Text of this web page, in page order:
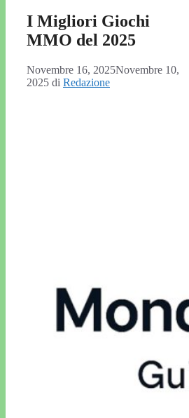
I Migliori Giochi
MMO del 2025
Novembre 16, 2025Novembre 10,
2025 di Redazione